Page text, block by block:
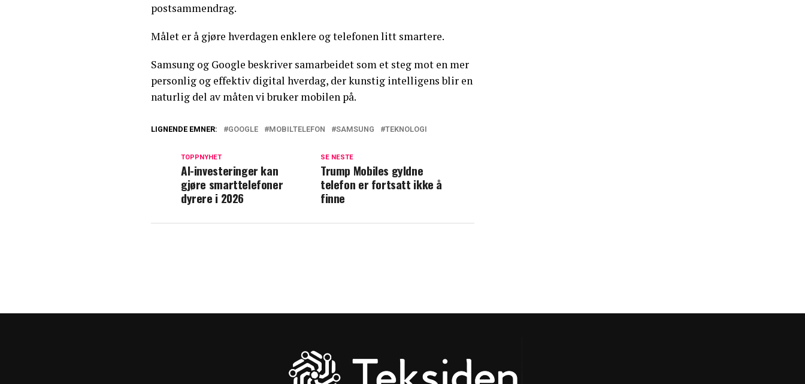
postsammendrag.
Målet er å gjøre hverdagen enklere og telefonen litt smartere.
Samsung og Google beskriver samarbeidet som et steg mot en mer
personlig og effektiv digital hverdag, der kunstig intelligens blir en
naturlig del av måten vi bruker mobilen på.
LIGNENDE EMNER: GOOGLE MOBILTELEFON SAMSUNG TEKNOLOGI
SE NESTE
Trump Mobiles gyldne
telefon er fortsatt ikke å
finne
TOPPNYHET
AI-investeringer kan
gjøre smarttelefoner
dyrere i 2026